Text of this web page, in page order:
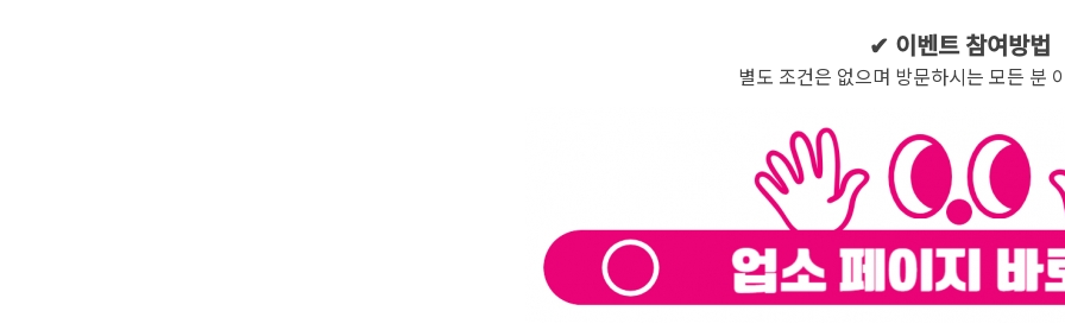
✔ 이벤트 참여방법
별도 조건은 없으며 방문하시는 모든 분